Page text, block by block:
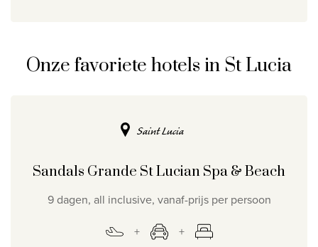
© 2026
Onze favoriete hotels in St Lucia
Saint Lucia
Sandals Grande St Lucian Spa & Beach
9 dagen, all inclusive, vanaf-prijs per persoon